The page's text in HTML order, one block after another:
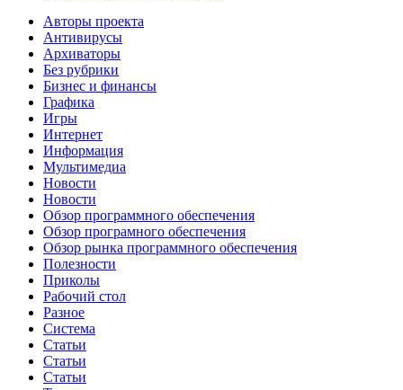
Авторы проекта
Антивирусы
Архиваторы
Без рубрики
Бизнес и финансы
Графика
Игры
Интернет
Информация
Мультимедиа
Новости
Новости
Обзор программного обеспечения
Обзор програмного обеспечения
Обзор рынка программного обеспечения
Полезности
Приколы
Рабочий стол
Разное
Система
Статьи
Статьи
Статьи